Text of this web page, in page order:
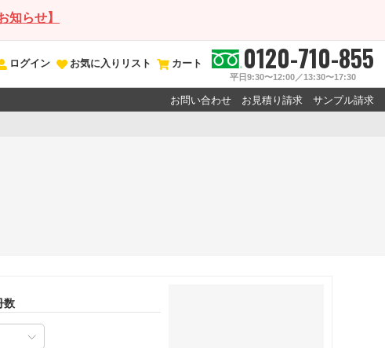
知らせ】
ログイン お気に入りリスト カート 0120-710-855
平日9:30〜12:00／13:30〜17:30
お問い合わせ お見積り請求 サンプル請求
数